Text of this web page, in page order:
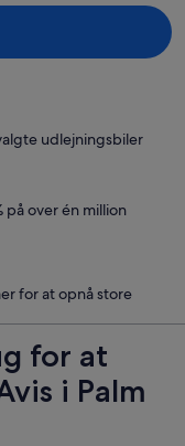
udlejningsbiler
på over én million
for at opnå store
for at
i Palm